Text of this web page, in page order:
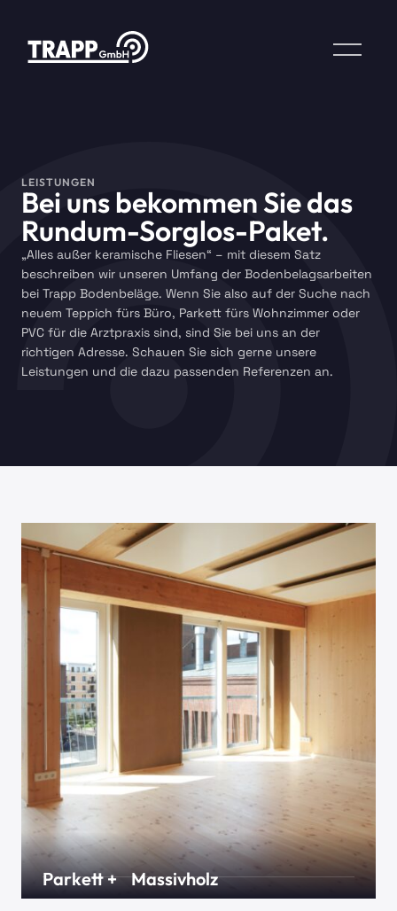
LEISTUNGEN
Bei uns bekommen Sie das
Rundum-Sorglos-Paket.
„Alles außer keramische Fliesen“ – mit diesem Satz
beschreiben wir unseren Umfang der Bodenbelagsarbeiten
bei Trapp Bodenbeläge. Wenn Sie also auf der Suche nach
neuem Teppich fürs Büro, Parkett fürs Wohnzimmer oder
PVC für die Arztpraxis sind, sind Sie bei uns an der
richtigen Adresse. Schauen Sie sich gerne unsere
Leistungen und die dazu passenden Referenzen an.
Parkett + Massivholz
Massivparkett oder Dielen, 2- oder 3-